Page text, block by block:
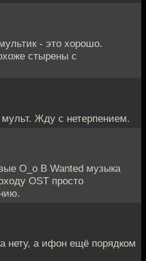
- это хорошо.
стырены с
Жду с нетерпением.
О_о В Wanted музыка
OST просто
нету, а ифон ещё порядком